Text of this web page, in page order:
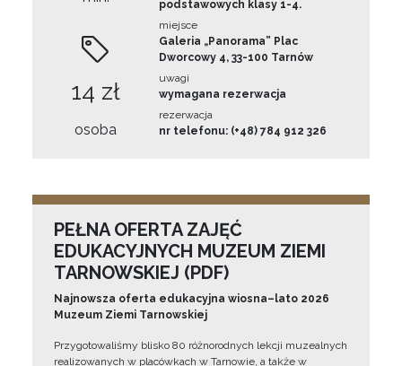
14 zł
osoba
podstawowych klasy 1-4.
miejsce
Galeria „Panorama” Plac
Dworcowy 4, 33-100 Tarnów
uwagi
wymagana rezerwacja
rezerwacja
nr telefonu: (+48) 784 912 326
PEŁNA OFERTA ZAJĘĆ
EDUKACYJNYCH MUZEUM ZIEMI
TARNOWSKIEJ (PDF)
Najnowsza oferta edukacyjna wiosna–lato 2026
Muzeum Ziemi Tarnowskiej
Przygotowaliśmy blisko 80 różnorodnych lekcji muzealnych
realizowanych w placówkach w Tarnowie, a także w